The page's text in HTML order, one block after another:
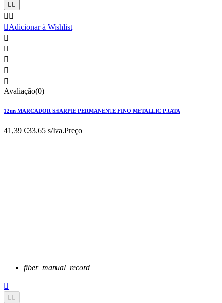
 
 
Adicionar à Wishlist





Avaliação(0)
12un MARCADOR SHARPIE PERMANENTE FINO METALLIC PRATA
41,39 €33.65 s/Iva.Preço
fiber_manual_record

 